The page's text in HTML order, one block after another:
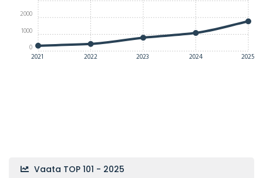
2021 2022 2023 2024 2025
0
1000
2000
Vaata TOP 101 - 2025